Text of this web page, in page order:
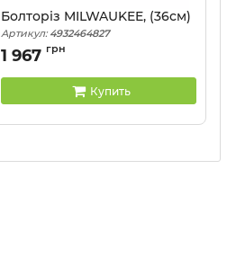
Болторіз MILWAUKEE, (36см)
Артикул: 4932464827
1 967 грн
Купить